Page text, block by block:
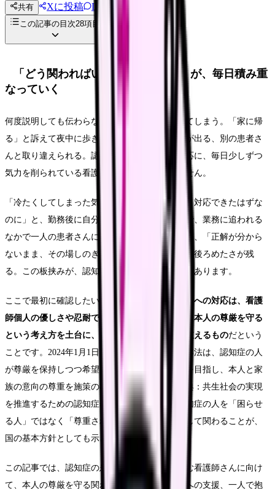
共有 Xに投稿 LINE
投稿文コピー
この記事の目次28項目
「どう関わればいいか分からない」が、毎日積み重
なっていく
何度説明しても伝わらない。点滴を自己抜去してしまう。「家に帰
る」と訴えて夜中に歩き回る。怒鳴られる、手が出る、別の患者さ
んと取り違えられる。認知症の患者さんへの対応に、毎日少しずつ
気力を削られている看護師さんは少なくありません。
「冷たくしてしまった気がする」「もっと優しく対応できたはずな
のに」と、勤務後に自分を責めてしまう。一方で、業務に追われる
なかで一人の患者さんに長く付き添う余裕はなく、「正解が分から
ないまま、その場しのぎで対応している」という後ろめたさが残
る。この板挟みが、認知症対応のつらさの中心にあります。
ここで最初に確認したいのは、
認知症の患者さんへの対応は、看護
師個人の優しさや忍耐で乗り切るものではなく、本人の尊厳を守る
という考え方を土台に、チームと職場の体制で支えるものだという
ことです。2024年1月1日に施行された認知症基本法は、認知症の人
が尊厳を保持しつつ希望を持って暮らせる社会を目指し、本人と家
族の意向の尊重を施策の柱に据えています（出典：共生社会の実現
を推進するための認知症基本法）。つまり、認知症の人を「困らせ
る人」ではなく「尊重されるべき一人の人」として関わることが、
国の基本方針としても示されているのです。
この記事では、認知症の患者さんへの対応に悩む看護師さんに向け
て、本人の尊厳を守る関わり方の考え方、家族への支援、一人で抱